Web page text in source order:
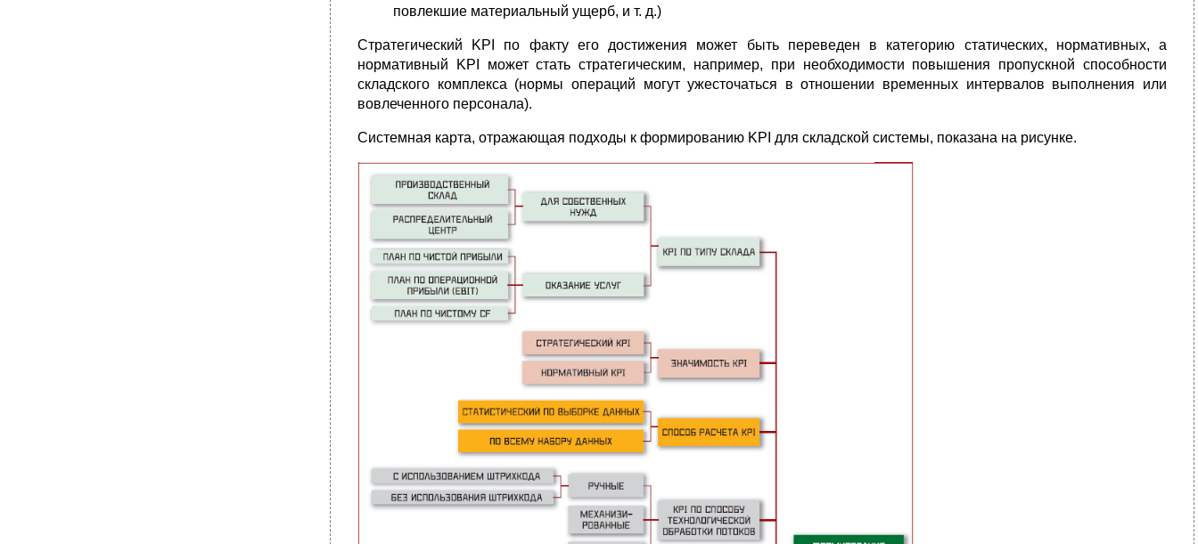
повлекшие материальный ущерб, и т. д.)
Стратегический KPI по факту его достижения может быть переведен в категорию статических, нормативных, а
нормативный KPI может стать стратегическим, например, при необходимости повышения пропускной способности
складского комплекса (нормы операций могут ужесточаться в отношении временных интервалов выполнения или
вовлеченного персонала).
Системная карта, отражающая подходы к формированию KPI для складской системы, показана на рисунке.